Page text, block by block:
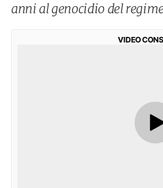
anni al genocidio del
VIDEO